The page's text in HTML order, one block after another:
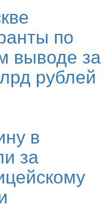
по
выводе за
рублей
в
за